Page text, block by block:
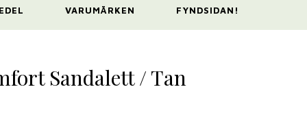
VARUMÄRKEN FYNDSIDAN!
Sandalett / Tan